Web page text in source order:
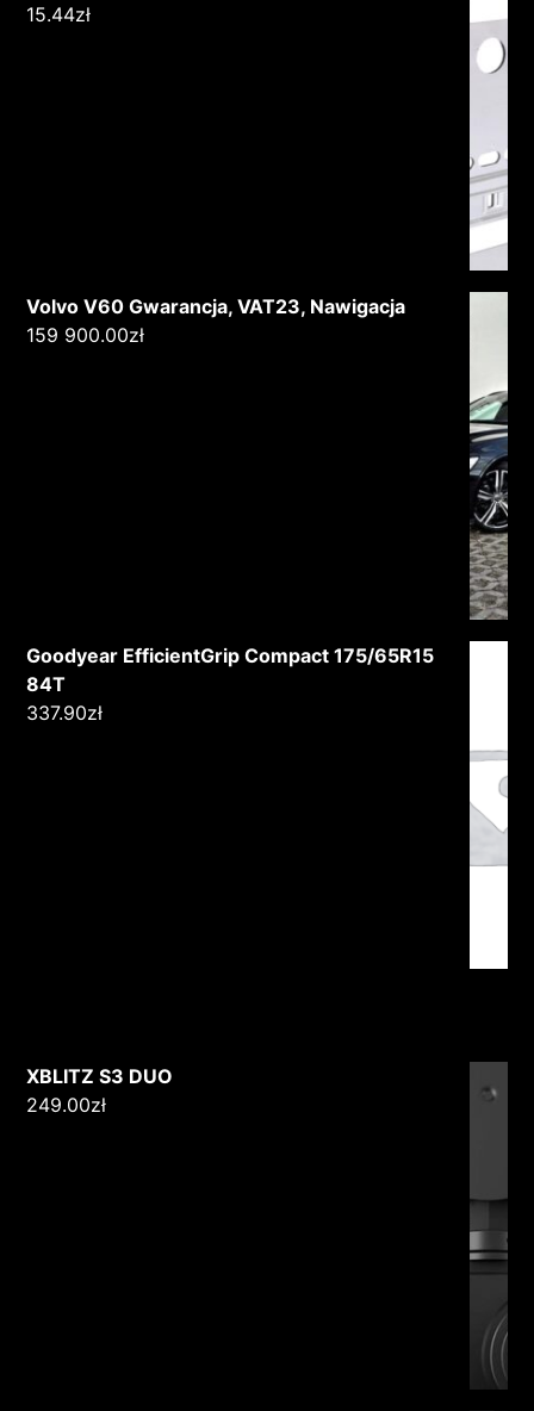
15.44zł
Volvo V60 Gwarancja, VAT23, Nawigacja
159 900.00zł
Goodyear EfficientGrip Compact 175/65R15
84T
337.90zł
XBLITZ S3 DUO
249.00zł